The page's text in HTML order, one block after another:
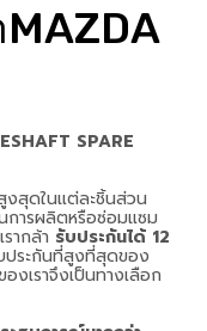
SPARE
สุดในแต่ละชิ้นส่วน
การผลิตหรือซ่อมแซม
ากล้า รับประกันได้ 12
ประกันที่สูงที่สุดของ
งเราจึงเป็นทางเลือก